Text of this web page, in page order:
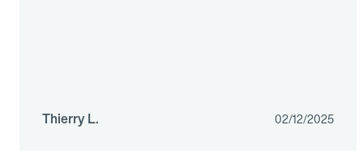
Thierry L. 02/12/2025